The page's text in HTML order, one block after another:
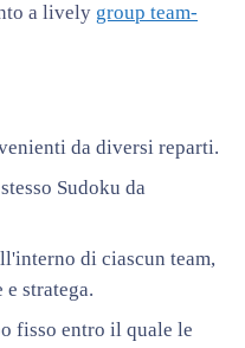
a lively group team-
da diversi reparti.
Sudoku da
di ciascun team,
stratega.
fisso entro il quale le